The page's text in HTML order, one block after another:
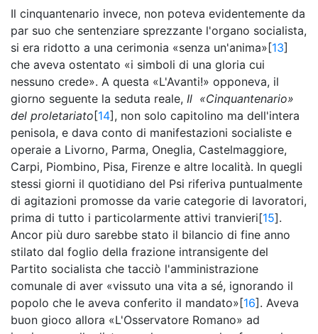
Il cinquantenario invece, non poteva evidentemente da
par suo che sentenziare sprezzante l'organo socialista,
si era ridotto a una cerimonia «senza un'anima»[13]
che aveva ostentato «i simboli di una gloria cui
nessuno crede». A questa «L'Avanti!» opponeva, il
giorno seguente la seduta reale, Il «Cinquantenario»
del proletariato[14], non solo capitolino ma dell'intera
penisola, e dava conto di manifestazioni socialiste e
operaie a Livorno, Parma, Oneglia, Castelmaggiore,
Carpi, Piombino, Pisa, Firenze e altre località. In quegli
stessi giorni il quotidiano del Psi riferiva puntualmente
di agitazioni promosse da varie categorie di lavoratori,
prima di tutto i particolarmente attivi tranvieri[15].
Ancor più duro sarebbe stato il bilancio di fine anno
stilato dal foglio della frazione intransigente del
Partito socialista che tacciò l'amministrazione
comunale di aver «vissuto una vita a sé, ignorando il
popolo che le aveva conferito il mandato»[16]. Aveva
buon gioco allora «L'Osservatore Romano» ad